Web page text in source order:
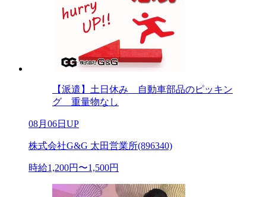
【派遣】土日休み 自動車部品のピッキン
グ 重量物なし
08月06日UP
株式会社G&G 太田営業所(896340)
時給1,200円〜1,500円